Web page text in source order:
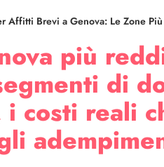
Affitti Brevi a Genova: Le Zone
più
di
costi reali